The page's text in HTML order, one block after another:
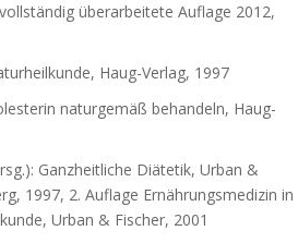
überarbeitete Auflage 2012,
Haug-Verlag, 1997
naturgemäß behandeln, Haug-
Ganzheitliche Diätetik, Urban &
1997, 2. Auflage Ernährungsmedizin in
Urban & Fischer, 2001